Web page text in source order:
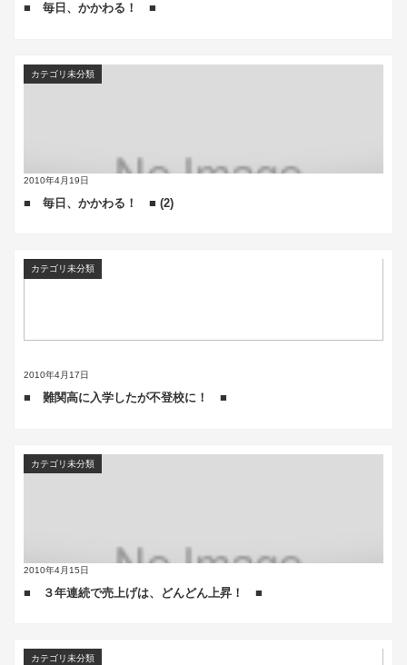
■ 毎日、かかわる！ ■
2010年4月19日
カテゴリ未分類
■ 毎日、かかわる！ ■ (2)
2010年4月17日
カテゴリ未分類
■ 難関高に入学したが不登校に！ ■
2010年4月15日
カテゴリ未分類
■ ３年連続で売上げは、どんどん上昇！ ■
カテゴリ未分類